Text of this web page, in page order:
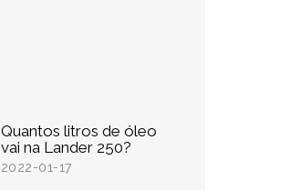
Quantos litros de óleo
vai na Lander 250?
2022-01-17